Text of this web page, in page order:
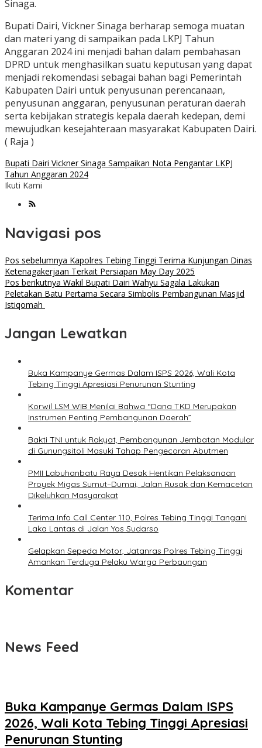
Sinaga.
Bupati Dairi, Vickner Sinaga berharap semoga muatan
dan materi yang di sampaikan pada LKPJ Tahun
Anggaran 2024 ini menjadi bahan dalam pembahasan
DPRD untuk menghasilkan suatu keputusan yang dapat
menjadi rekomendasi sebagai bahan bagi Pemerintah
Kabupaten Dairi untuk penyusunan perencanaan,
penyusunan anggaran, penyusunan peraturan daerah
serta kebijakan strategis kepala daerah kedepan, demi
mewujudkan kesejahteraan masyarakat Kabupaten Dairi.
( Raja )
Bupati Dairi Vickner Sinaga Sampaikan Nota Pengantar LKPJ
Tahun Anggaran 2024
Ikuti Kami
Navigasi pos
Pos sebelumnya Kapolres Tebing Tinggi Terima Kunjungan Dinas
Ketenagakerjaan Terkait Persiapan May Day 2025
Pos berikutnya Wakil Bupati Dairi Wahyu Sagala Lakukan
Peletakan Batu Pertama Secara Simbolis Pembangunan Masjid
Istiqomah
Jangan Lewatkan
Buka Kampanye Germas Dalam ISPS 2026, Wali Kota
Tebing Tinggi Apresiasi Penurunan Stunting
Korwil LSM WIB Menilai Bahwa “Dana TKD Merupakan
Instrumen Penting Pembangunan Daerah”
Bakti TNI untuk Rakyat, Pembangunan Jembatan Modular
di Gunungsitoli Masuki Tahap Pengecoran Abutmen
PMII Labuhanbatu Raya Desak Hentikan Pelaksanaan
Proyek Migas Sumut–Dumai, Jalan Rusak dan Kemacetan
Dikeluhkan Masyarakat
Terima Info Call Center 110, Polres Tebing Tinggi Tangani
Laka Lantas di Jalan Yos Sudarso
Gelapkan Sepeda Motor, Jatanras Polres Tebing Tinggi
Amankan Terduga Pelaku Warga Perbaungan
Komentar
News Feed
Buka Kampanye Germas Dalam ISPS
2026, Wali Kota Tebing Tinggi Apresiasi
Penurunan Stunting